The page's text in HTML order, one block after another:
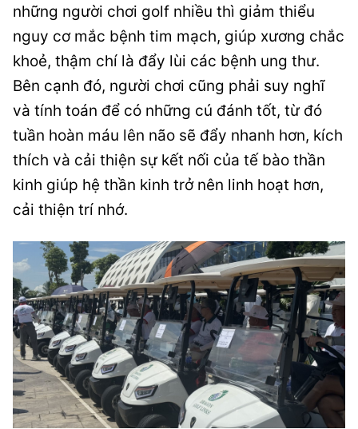
những người chơi golf nhiều thì giảm thiểu
nguy cơ mắc bệnh tim mạch, giúp xương chắc
khoẻ, thậm chí là đẩy lùi các bệnh ung thư.
Bên cạnh đó, người chơi cũng phải suy nghĩ
và tính toán để có những cú đánh tốt, từ đó
tuần hoàn máu lên não sẽ đẩy nhanh hơn, kích
thích và cải thiện sự kết nối của tế bào thần
kinh giúp hệ thần kinh trở nên linh hoạt hơn,
cải thiện trí nhớ.